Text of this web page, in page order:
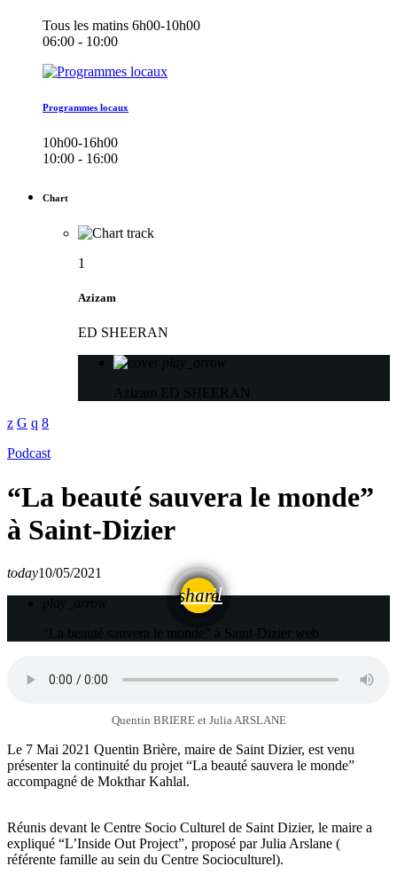
Tous les matins 6h00-10h00
06:00 - 10:00
Programmes locaux
10h00-16h00
10:00 - 16:00
Chart
1
Azizam
ED SHEERAN
play_arrow
Azizam
ED SHEERAN
Podcast
“La beauté sauvera le monde”
à Saint-Dizier
today10/05/2021
share
email
play_arrow
“La beauté sauvera le monde” à Saint-Dizier
web
Quentin BRIERE et Julia ARSLANE
Le 7 Mai 2021 Quentin Brière, maire de Saint Dizier, est venu
présenter la continuité du projet “La beauté sauvera le monde”
accompagné de Mokthar Kahlal.
Réunis devant le Centre Socio Culturel de Saint Dizier, le maire a
expliqué “L’Inside Out Project”, proposé par Julia Arslane (
référente famille au sein du Centre Socioculturel).